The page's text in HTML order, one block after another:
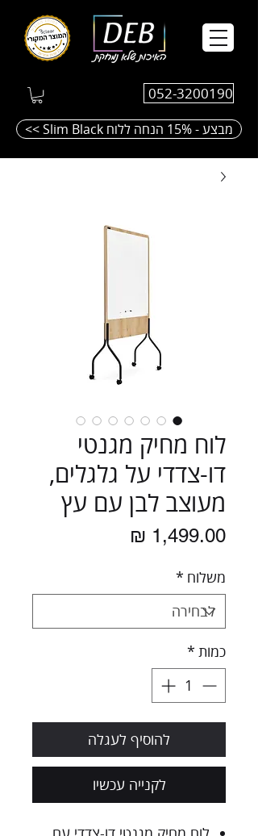
052-3200190
<< Slim Black מבצע - 15% הנחה ללוח
לוח מחיק מגנטי
דו-צדדי על גלגלים,
מעוצב לבן עם עץ
משלוח *
כמות *
להוסיף לעגלה
לקנייה עכשיו